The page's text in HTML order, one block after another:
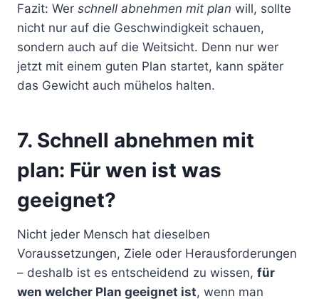
Fazit: Wer schnell abnehmen mit plan will, sollte
nicht nur auf die Geschwindigkeit schauen,
sondern auch auf die Weitsicht. Denn nur wer
jetzt mit einem guten Plan startet, kann später
das Gewicht auch mühelos halten.
7. Schnell abnehmen mit
plan: Für wen ist was
geeignet?
Nicht jeder Mensch hat dieselben
Voraussetzungen, Ziele oder Herausforderungen
– deshalb ist es entscheidend zu wissen, für
wen welcher Plan geeignet ist, wenn man